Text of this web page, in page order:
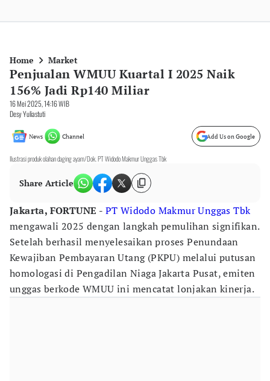
Home Market
Penjualan WMUU Kuartal I 2025 Naik
156% Jadi Rp140 Miliar
16 Mei 2025, 14:16 WIB
Desy Yuliastuti
News Channel Add Us on Google
Ilustrasi produk olahan daging ayam/Dok. PT Widodo Makmur Unggas Tbk
Share Article
Jakarta, FORTUNE - PT Widodo Makmur Unggas Tbk
mengawali 2025 dengan langkah pemulihan signifikan.
Setelah berhasil menyelesaikan proses Penundaan
Kewajiban Pembayaran Utang (PKPU) melalui putusan
homologasi di Pengadilan Niaga Jakarta Pusat, emiten
unggas berkode WMUU ini mencatat lonjakan kinerja.